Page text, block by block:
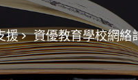
援 > 資優教育學校網絡